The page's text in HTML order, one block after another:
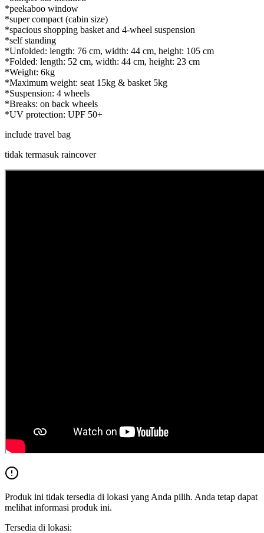
*peekaboo window
*super compact (cabin size)
*spacious shopping basket and 4-wheel suspension
*self standing
*Unfolded: length: 76 cm, width: 44 cm, height: 105 cm
*Folded: length: 52 cm, width: 44 cm, height: 23 cm
*Weight: 6kg
*Maximum weight: seat 15kg & basket 5kg
*Suspension: 4 wheels
*Breaks: on back wheels
*UV protection: UPF 50+
include travel bag
tidak termasuk raincover
Produk ini tidak tersedia di lokasi yang Anda pilih. Anda tetap dapat
melihat informasi produk ini.
Tersedia di lokasi: